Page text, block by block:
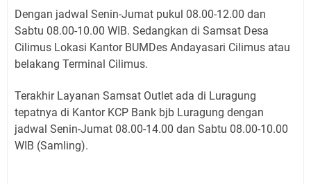
Dengan jadwal Senin-Jumat pukul 08.00-12.00 dan
Sabtu 08.00-10.00 WIB. Sedangkan di Samsat Desa
Cilimus Lokasi Kantor BUMDes Andayasari Cilimus atau
belakang Terminal Cilimus.
Terakhir Layanan Samsat Outlet ada di Luragung
tepatnya di Kantor KCP Bank bjb Luragung dengan
jadwal Senin-Jumat 08.00-14.00 dan Sabtu 08.00-10.00
WIB (Samling).